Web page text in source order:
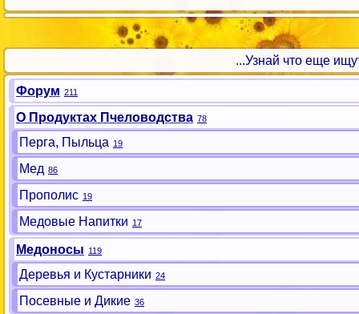
...Узнай что еще
Форум 211
О Продуктах Пчеловодства 78
Перга, Пыльца 19
Мед 86
Прополис 19
Медовые Напитки 17
Медоносы 119
Деревья и Кустарники 24
Посевные и Дикие 36